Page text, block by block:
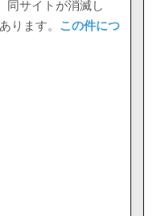
同サイトが消滅し
ります。 この件につ